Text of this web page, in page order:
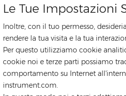
Le Tue Impostazioni
Inoltre, con il tuo permesso,
rendere la tua visita e la tua
Per questo utilizziamo cookie
cookie noi e terze parti possiamo
comportamento su Internet
instrument.com.